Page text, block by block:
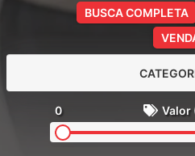
BUSCA COMPLETA
0 Valor